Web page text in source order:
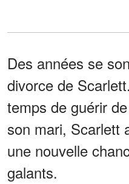
Des années se
divorce de
temps de guérir
son mari, Scarlett
une nouvelle
galants.